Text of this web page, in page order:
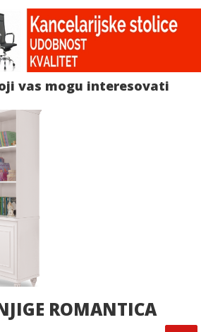
vas mogu interesovati
ROMANTICA